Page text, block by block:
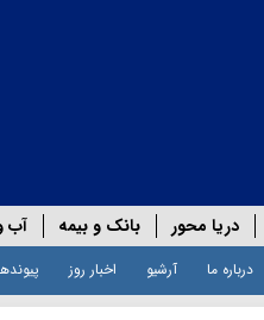
دریا محور بانک و بیمه آب
درباره ما آرشیو اخبار روز